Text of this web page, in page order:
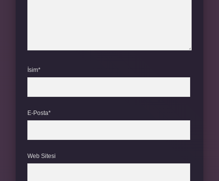
İsim*
E-Posta*
Web Sitesi